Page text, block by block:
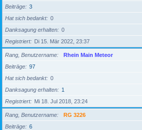
Beiträge
3
Hat sich bedankt
0
Danksagung erhalten
0
Registriert
Di 15. Mär 2022, 23:37
Rang, Benutzername
Rhein Main Meteor
Beiträge
97
Hat sich bedankt
0
Danksagung erhalten
1
Registriert
Mi 18. Jul 2018, 23:24
Rang, Benutzername
RG 3226
Beiträge
6